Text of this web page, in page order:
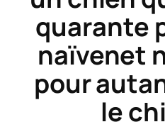
quarante
naïvenet
pour
le